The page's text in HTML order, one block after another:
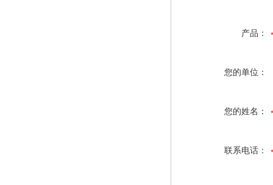
产品：
您的单位：
您的姓名：
联系电话：